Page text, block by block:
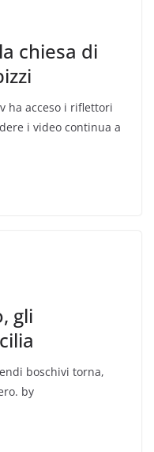
chiesa di
ha acceso i riflettori
i video continua a
gli
boschivi torna,
by